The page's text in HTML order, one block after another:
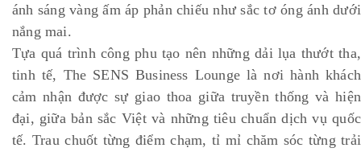
ánh sáng vàng ấm áp phản chiếu như sắc tơ óng ánh dưới
nắng mai.
Tựa quá trình công phu tạo nên những dải lụa thướt tha,
tinh tế, The SENS Business Lounge là nơi hành khách
cảm nhận được sự giao thoa giữa truyền thống và hiện
đại, giữa bản sắc Việt và những tiêu chuẩn dịch vụ quốc
tế. Trau chuốt từng điểm chạm, tỉ mỉ chăm sóc từng trải